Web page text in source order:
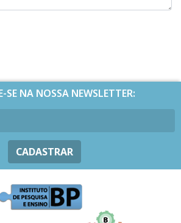
SE NA NOSSA NEWSLETTER:
CADASTRAR